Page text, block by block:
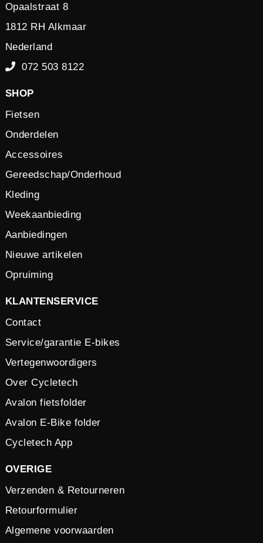
Opaalstraat 8
1812 RH Alkmaar
Nederland
072 503 8122
SHOP
Fietsen
Onderdelen
Accessoires
Gereedschap/Onderhoud
Kleding
Weekaanbieding
Aanbiedingen
Nieuwe artikelen
Opruiming
KLANTENSERVICE
Contact
Service/garantie E-bikes
Vertegenwoordigers
Over Cycletech
Avalon fietsfolder
Avalon E-Bike folder
Cycletech App
OVERIGE
Verzenden & Retourneren
Retourformulier
Algemene voorwaarden